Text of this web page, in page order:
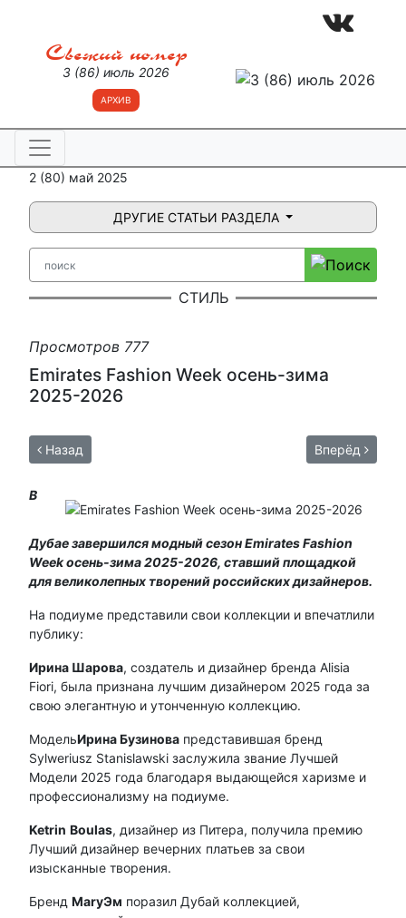
Свежий номер
3 (86) июль 2026
АРХИВ
2 (80) май 2025
ДРУГИЕ СТАТЬИ РАЗДЕЛА
СТИЛЬ
Просмотров 777
Emirates Fashion Week осень-зима
2025-2026
Назад Вперёд
В
Дубае завершился модный сезон Emirates Fashion
Week осень-зима 2025-2026, ставший площадкой
для великолепных творений российских дизайнеров.
На подиуме представили свои коллекции и впечатлили
публику:
Ирина Шарова, создатель и дизайнер бренда Alisia
Fiori, была признана лучшим дизайнером 2025 года за
свою элегантную и утонченную коллекцию.
МодельИрина Бузинова представившая бренд
Sylweriusz Stanislawski заслужила звание Лучшей
Модели 2025 года благодаря выдающейся харизме и
профессионализму на подиуме.
Ketrin Boulas, дизайнер из Питера, получила премию
Лучший дизайнер вечерних платьев за свои
изысканные творения.
Бренд MaryЭм поразил Дубай коллекцией,